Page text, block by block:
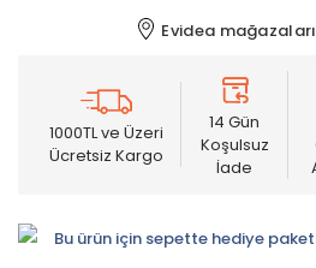
Evidea
1000TL ve Üzeri
Ücretsiz Kargo
14 Gün
Koşulsuz
İade
Bu ürün için sepette hediye